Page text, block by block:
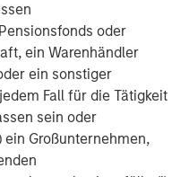
oder
ein Warenhändler
ein sonstiger
Fall für die Tätigkeit
sein oder
Großunternehmen,
paying customers in
In the period
revenue2of
of more than 50%
acquire Ecwid for total
$500 million,
closing of
and issuance of